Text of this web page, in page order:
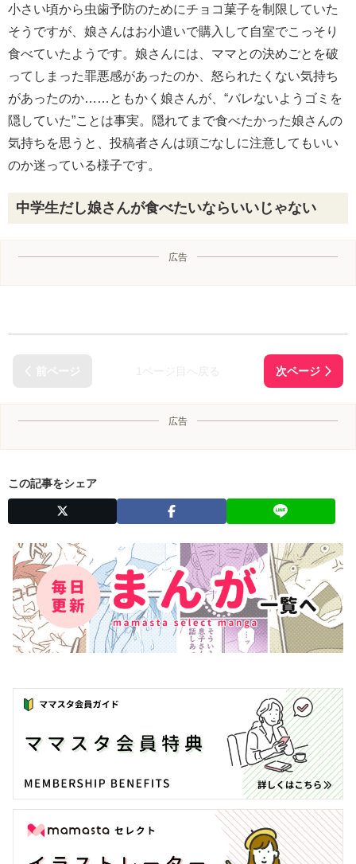
小さい頃から虫歯予防のためにチョコ菓子を制限していた
そうですが、娘さんはお小遣いで購入して自室でこっそり
食べていたようです。娘さんには、ママとの決めごとを破
ってしまった罪悪感があったのか、怒られたくない気持ち
があったのか……ともかく娘さんが、“バレないようゴミを
隠していた”ことは事実。隠れてまで食べたかった娘さんの
気持ちを思うと、投稿者さんは頭ごなしに注意してもいい
のか迷っている様子です。
中学生だし娘さんが食べたいならいいじゃない
広告
広告
この記事をシェア